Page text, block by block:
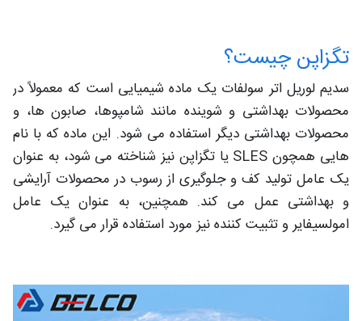
تگزاپن چیست؟
سدیم لوریل اتر سولفات یک ماده شیمیایی است که معمولاً در
محصولات بهداشتی و شوینده مانند شامپوها، صابون‌ ها، و
محصولات بهداشتی دیگر استفاده می‌ شود. این ماده که با نام
هایی همچون SLES یا تگزاپن نیز شناخته می شود، به عنوان
یک عامل تولید کف و جلوگیری از رسوب در محصولات آرایشی
و بهداشتی عمل می‌ کند. همچنین، به عنوان یک عامل
امولسیفایر و تثبیت‌ کننده نیز مورد استفاده قرار می‌ گیرد.